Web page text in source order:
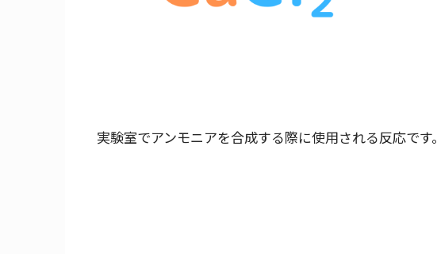
実験室でアンモニアを合成する際に使用される反応です。